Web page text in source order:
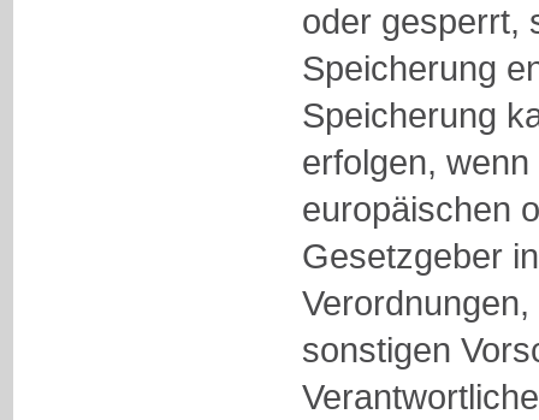
oder gesperrt,
Speicherung
Speicherung
erfolgen,
europäischen
Gesetzgeber
sonstigen